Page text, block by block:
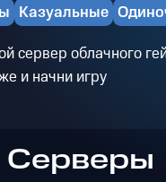
Казуальные
сервер облачного
и начни игру
Серверы